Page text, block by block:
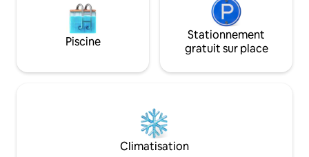
Piscine
Stationnement
gratuit sur place
Climatisation